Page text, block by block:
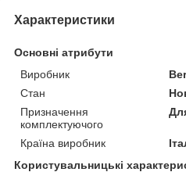
Характеристики
Основні атрибути
Виробник
Стан
Призначення
комплектуючого
Країна виробник
Користувальницькі